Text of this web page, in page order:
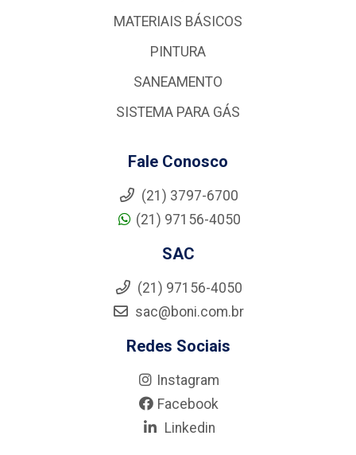
MATERIAIS BÁSICOS
PINTURA
SANEAMENTO
SISTEMA PARA GÁS
Fale Conosco
(21) 3797-6700
(21) 97156-4050
SAC
(21) 97156-4050
sac@boni.com.br
Redes Sociais
Instagram
Facebook
Linkedin